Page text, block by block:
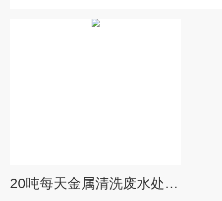
20吨每天金属清洗废水处理设备